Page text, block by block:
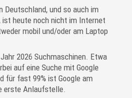
Deutschland, und so auch im
ist heute noch nicht im Internet
mobil und/oder am Laptop
2026 Suchmaschinen. Etwa
auf eine Suche mit Google
für fast 99% ist Google am
erste Anlaufstelle.